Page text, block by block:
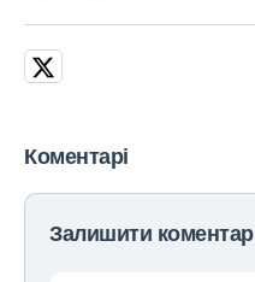
Коментарі
Залишити коментар